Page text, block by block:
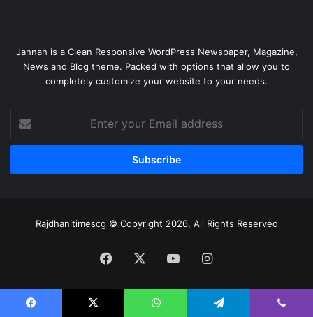
Jannah is a Clean Responsive WordPress Newspaper, Magazine,
News and Blog theme. Packed with options that allow you to
completely customize your website to your needs.
your
Email
Rajdhanitimescg © Copyright 2026, All Rights Reserved
Facebook YouTubeInstagram